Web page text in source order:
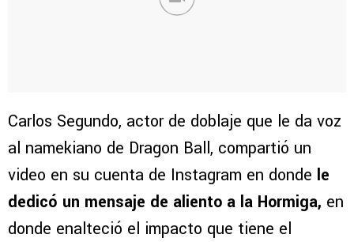
Carlos Segundo, actor de doblaje que le da voz
al namekiano de Dragon Ball, compartió un
video en su cuenta de Instagram en donde le
dedicó un mensaje de aliento a la Hormiga, en
donde enalteció el impacto que tiene el